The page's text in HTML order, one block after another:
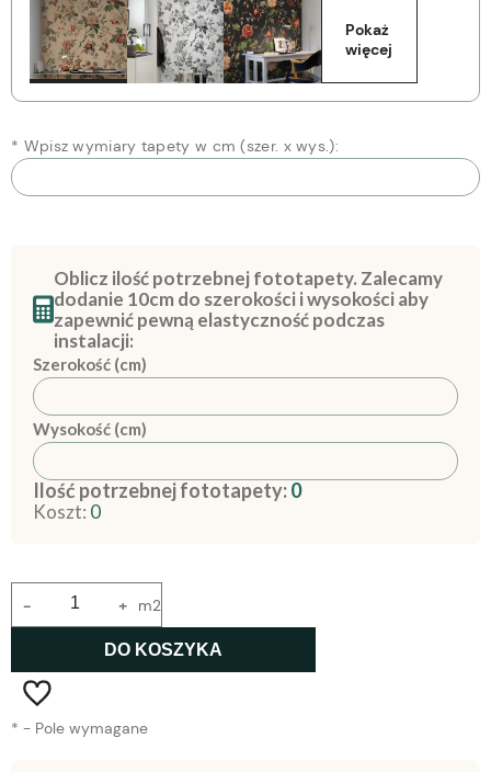
Pokaż
więcej
* Wpisz wymiary tapety w cm (szer. x wys.):
Oblicz ilość potrzebnej fototapety. Zalecamy
dodanie 10cm do szerokości i wysokości aby
zapewnić pewną elastyczność podczas
instalacji:
Szerokość (cm)
Wysokość (cm)
Ilość potrzebnej fototapety:0
Koszt: 0
+
- m2
DO KOSZYKA
* - Pole wymagane